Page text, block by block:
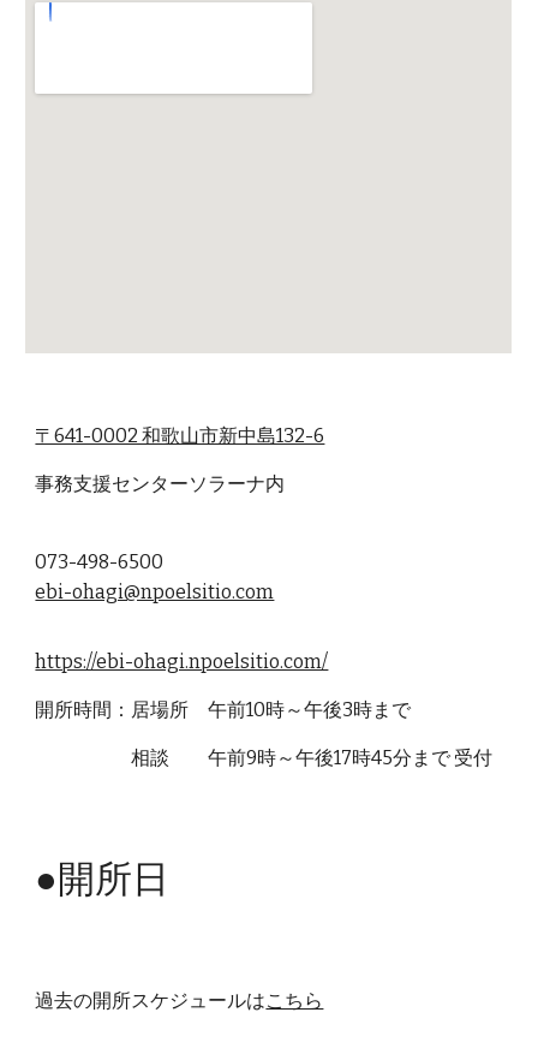
〒641-0002 和歌山市新中島132-6
事務支援センターソラーナ内
073-498-6500
ebi-ohagi@npoelsitio.com
https://ebi-ohagi.npoelsitio.com/
開所時間：居場所 午前10時～午後3時まで
相談 午前9時～午後17時45分まで 受付
●開所日
過去の開所スケジュールはこちら